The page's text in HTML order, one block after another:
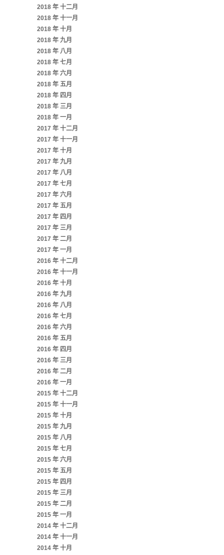
2018 年 十二月
2018 年 十一月
2018 年 十月
2018 年 九月
2018 年 八月
2018 年 七月
2018 年 六月
2018 年 五月
2018 年 四月
2018 年 三月
2018 年 一月
2017 年 十二月
2017 年 十一月
2017 年 十月
2017 年 九月
2017 年 八月
2017 年 七月
2017 年 六月
2017 年 五月
2017 年 四月
2017 年 三月
2017 年 二月
2017 年 一月
2016 年 十二月
2016 年 十一月
2016 年 十月
2016 年 九月
2016 年 八月
2016 年 七月
2016 年 六月
2016 年 五月
2016 年 四月
2016 年 三月
2016 年 二月
2016 年 一月
2015 年 十二月
2015 年 十一月
2015 年 十月
2015 年 九月
2015 年 八月
2015 年 七月
2015 年 六月
2015 年 五月
2015 年 四月
2015 年 三月
2015 年 二月
2015 年 一月
2014 年 十二月
2014 年 十一月
2014 年 十月